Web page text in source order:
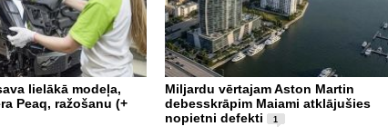
lielākā modeļa,
Peaq, ražošanu (+
Miljardu vērtajam Aston Martin
debesskrāpim Maiami atklājušies
nopietni defekti
1